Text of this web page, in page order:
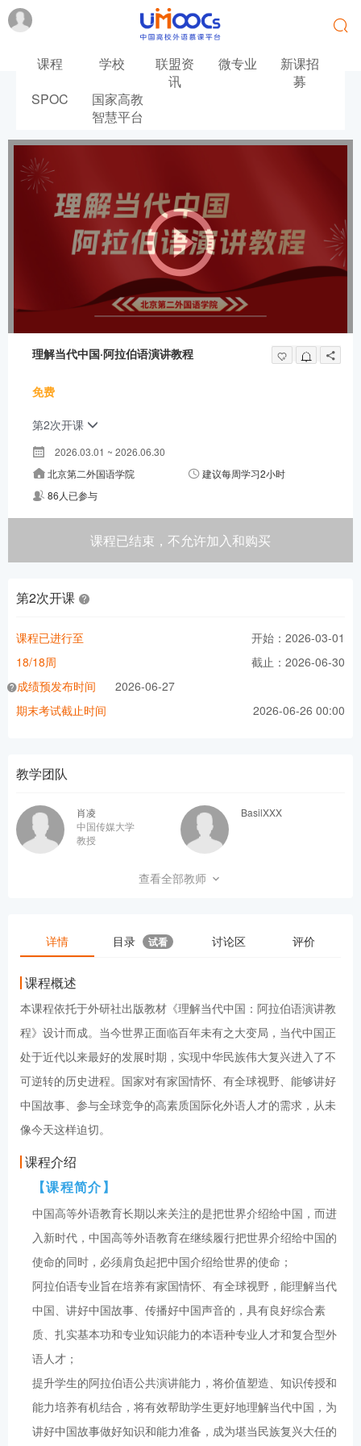
课程 学校
联盟资
讯
微专业
新课招
募
SPOC
国家高教
智慧平台
理解当代中国·阿拉伯语演讲教程
免费
第2次开课
2026.03.01 ~ 2026.06.30
北京第二外国语学院
建议每周学习2小时
86人已参与
课程已结束，不允许加入和购买
第2次开课
开始：2026-03-01
截止：2026-06-30
课程已进行至
18/18周
成绩预发布时间
2026-06-27
期末考试截止时间
2026-06-26 00:00
教学团队
肖凌
中国传媒大学
教授
BasilXXX
查看全部教师
详情 目录 试看 讨论区 评价
课程概述
本课程依托于外研社出版教材《理解当代中国：阿拉伯语演讲教
程》设计而成。当今世界正面临百年未有之大变局，当代中国正
处于近代以来最好的发展时期，实现中华民族伟大复兴进入了不
可逆转的历史进程。国家对有家国情怀、有全球视野、能够讲好
中国故事、参与全球竞争的高素质国际化外语人才的需求，从未
像今天这样迫切。
课程介绍
【课程简介】
中国高等外语教育长期以来关注的是把世界介绍给中国，而进
入新时代，中国高等外语教育在继续履行把世界介绍给中国的
使命的同时，必须肩负起把中国介绍给世界的使命；
阿拉伯语专业旨在培养有家国情怀、有全球视野，能理解当代
中国、讲好中国故事、传播好中国声音的，具有良好综合素
质、扎实基本功和专业知识能力的本语种专业人才和复合型外
语人才；
提升学生的阿拉伯语公共演讲能力，将价值塑造、知识传授和
能力培养有机结合，将有效帮助学生更好地理解当代中国，为
讲好中国故事做好知识和能力准备，成为堪当民族复兴大任的